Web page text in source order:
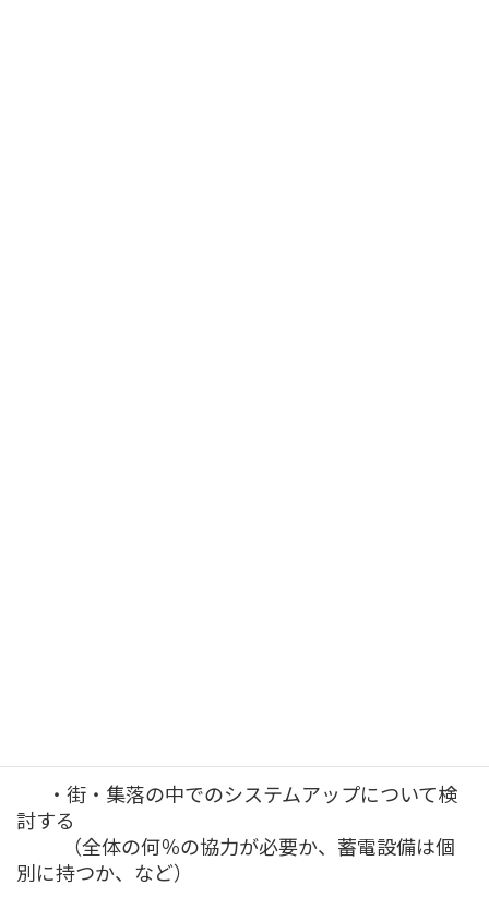
・街・集落の中でのシステムアップについて検
討する
（全体の何％の協力が必要か、蓄電設備は個
別に持つか、など）